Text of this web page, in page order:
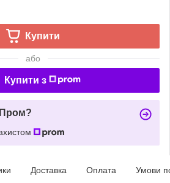
Купити
або
Купити з
Пром?
Доставка Оплата Умови